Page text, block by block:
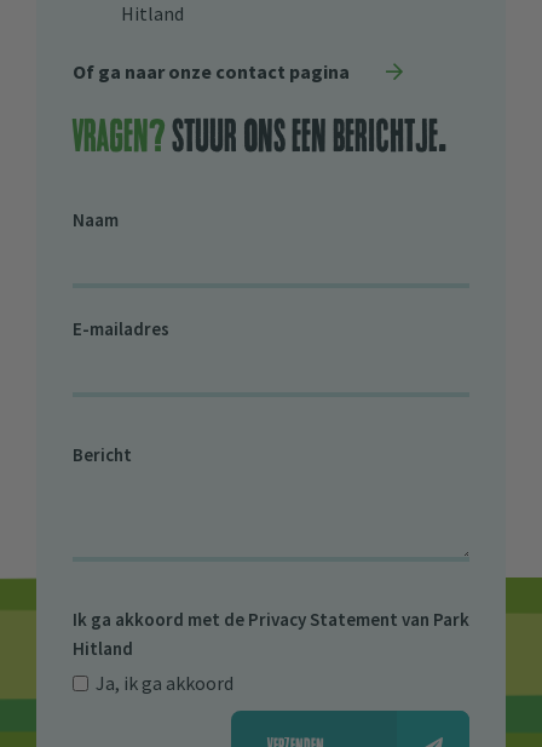
Hitland
Of ga naar onze contact pagina
Vragen?stuur ons een berichtje.
Naam
E-mailadres
Bericht
Ik ga akkoord met de Privacy Statement van Park
Hitland
Ja, ik ga akkoord